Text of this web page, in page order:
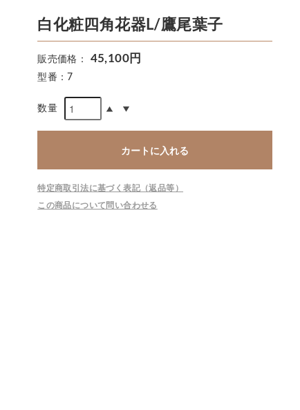
白化粧四角花器L/鷹尾葉子
販売価格： 45,100円
型番：7
数量
カートに入れる
特定商取引法に基づく表記（返品等）
この商品について問い合わせる